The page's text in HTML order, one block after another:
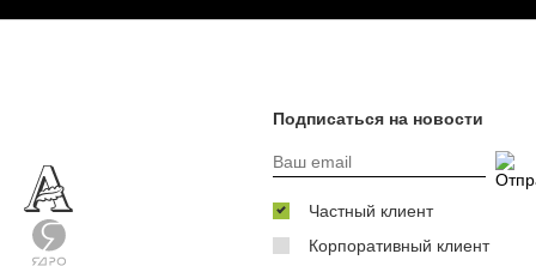
Подписаться на новости
Частный клиент
Корпоративный клиент